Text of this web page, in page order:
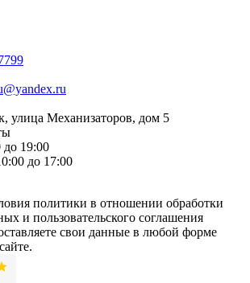
улица Механизаторов, дом 5
до 19:00
до 17:00
политики в отношении обработки
и пользовательского соглашения
свои данные в любой форме